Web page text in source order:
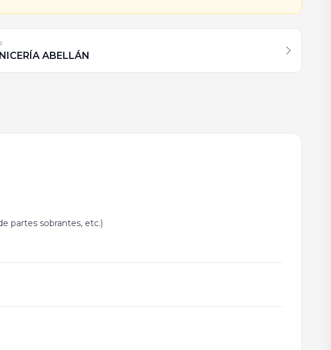
ABELLÁN
partes sobrantes, etc.)